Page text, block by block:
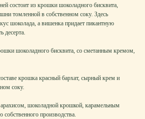
состоит из крошки шоколадного бисквита,
томленной в собственном соку. Здесь
шоколада, а вишенка придает пикантную
десерта.
шоколадного бисквита, со сметанным кремом,
крошка красный бархат, сырный крем и
соку.
шоколадной крошкой, карамельным
производства.